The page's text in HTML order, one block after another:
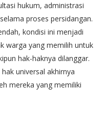
hukum, administrasi
proses persidangan.
kondisi ini menjadi
warga yang memilih untuk
hak-haknya dilanggar.
universal akhirnya
mereka yang memiliki